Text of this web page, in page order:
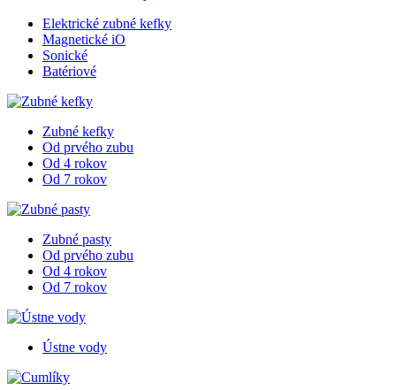
Elektrické zubné kefky
Magnetické iO
Sonické
Batériové
Zubné kefky
Od prvého zubu
Od 4 rokov
Od 7 rokov
Zubné pasty
Od prvého zubu
Od 4 rokov
Od 7 rokov
Ústne vody